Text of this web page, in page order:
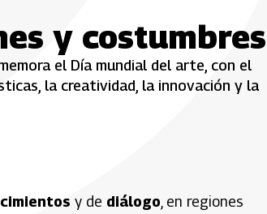
y costumbres
el Día mundial del arte, con el
la creatividad, la innovación y la
y de diálogo , en regiones